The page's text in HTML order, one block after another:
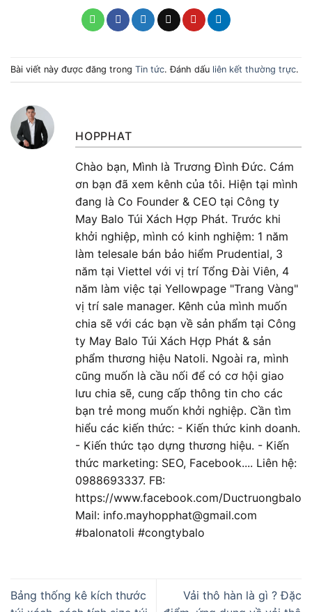
Bài viết này được đăng trong Tin tức. Đánh dấu liên kết thường trực.
HOPPHAT
Chào bạn, Mình là Trương Đình Đức. Cám
ơn bạn đã xem kênh của tôi. Hiện tại mình
đang là Co Founder & CEO tại Công ty
May Balo Túi Xách Hợp Phát. Trước khi
khởi nghiệp, mình có kinh nghiệm: 1 năm
làm telesale bán bảo hiểm Prudential, 3
năm tại Viettel với vị trí Tổng Đài Viên, 4
năm làm việc tại Yellowpage "Trang Vàng"
vị trí sale manager. Kênh của mình muốn
chia sẽ với các bạn về sản phẩm tại Công
ty May Balo Túi Xách Hợp Phát & sản
phẩm thương hiệu Natoli. Ngoài ra, mình
cũng muốn là cầu nối để có cơ hội giao
lưu chia sẽ, cung cấp thông tin cho các
bạn trẻ mong muốn khởi nghiệp. Cần tìm
hiểu các kiến thức: - Kiến thức kinh doanh.
- Kiến thức tạo dựng thương hiệu. - Kiến
thức marketing: SEO, Facebook.... Liên hệ:
0988693337. FB:
https://www.facebook.com/Ductruongbalo
Mail: info.mayhopphat@gmail.com
#balonatoli #congtybalo
Bảng thống kê kích thước
Vải thô hàn là gì ? Đặc